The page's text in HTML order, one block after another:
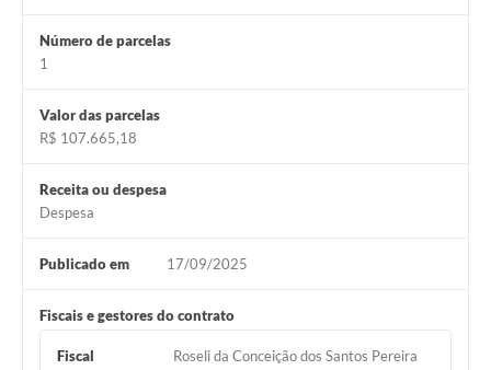
Município
Número de parcelas
1
Valor das parcelas
R$ 107.665,18
Receita ou despesa
Despesa
Publicado em 17/09/2025
Fiscais e gestores do contrato
Fiscal Roseli da Conceição dos Santos Pereira